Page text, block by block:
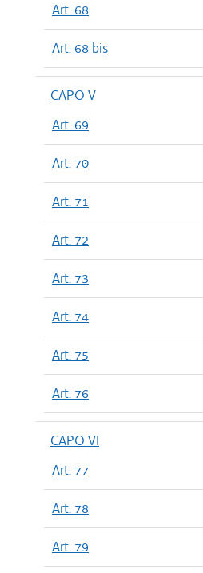
Art. 68
Art. 68 bis
CAPO V
Art. 69
Art. 70
Art. 71
Art. 72
Art. 73
Art. 74
Art. 75
Art. 76
CAPO VI
Art. 77
Art. 78
Art. 79